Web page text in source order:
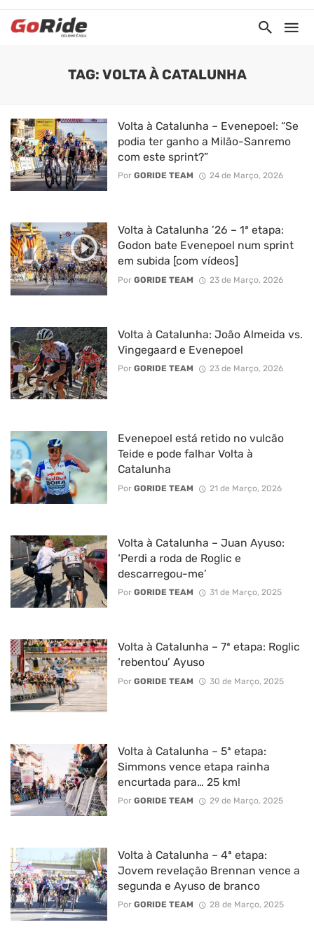
TAG: VOLTA À CATALUNHA
Volta à Catalunha – Evenepoel: “Se
podia ter ganho a Milão-Sanremo
com este sprint?”
Por GORIDE TEAM 24 de Março, 2026
Volta à Catalunha ’26 – 1ª etapa:
Godon bate Evenepoel num sprint
em subida [com vídeos]
Por GORIDE TEAM 23 de Março, 2026
Volta à Catalunha: João Almeida vs.
Vingegaard e Evenepoel
Por GORIDE TEAM 23 de Março, 2026
Evenepoel está retido no vulcão
Teide e pode falhar Volta à
Catalunha
Por GORIDE TEAM 21 de Março, 2026
Volta à Catalunha – Juan Ayuso:
‘Perdi a roda de Roglic e
descarregou-me’
Por GORIDE TEAM 31 de Março, 2025
Volta à Catalunha – 7ª etapa: Roglic
‘rebentou’ Ayuso
Por GORIDE TEAM 30 de Março, 2025
Volta à Catalunha – 5ª etapa:
Simmons vence etapa rainha
encurtada para… 25 km!
Por GORIDE TEAM 29 de Março, 2025
Volta à Catalunha – 4ª etapa:
Jovem revelação Brennan vence a
segunda e Ayuso de branco
Por GORIDE TEAM 28 de Março, 2025